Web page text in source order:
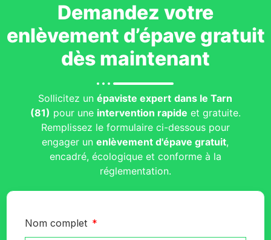
Demandez votre
enlèvement d’épave gratuit
dès maintenant
Sollicitez unépaviste expert dans le Tarn
(81) pour une intervention rapide et gratuite.
Remplissez le formulaire ci-dessous pour
engager unenlèvement d'épave gratuit,
encadré, écologique et conforme à la
réglementation.
Nom complet